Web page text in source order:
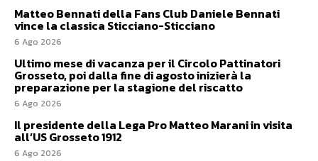
Matteo Bennati della Fans Club Daniele Bennati
vince la classica Sticciano-Sticciano
6 Ago 2026
Ultimo mese di vacanza per il Circolo Pattinatori
Grosseto, poi dalla fine di agosto inizierà la
preparazione per la stagione del riscatto
6 Ago 2026
Il presidente della Lega Pro Matteo Marani in visita
all’US Grosseto 1912
6 Ago 2026